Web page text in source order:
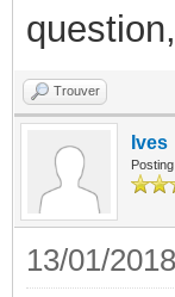
Trouver
Ives
13/01/